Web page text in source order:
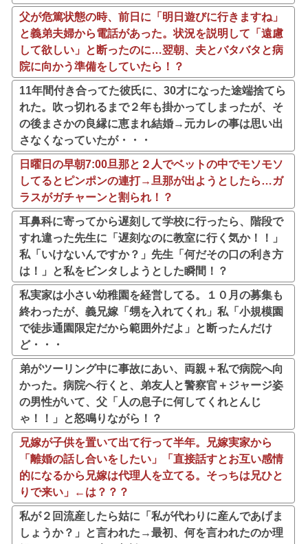
父が危篤状態の時、前日に「明日遊びに行きますね」
と義弟夫婦から電話があった。状況を説明して「遠慮
して欲しい」と断ったのに…翌朝、夫とバタバタと病
院に向かう準備をしていたら！？
11年間付き合ってた彼氏に、30才になった途端捨てら
れた。吹っ切れるまで２年も掛かってしまったが、そ
の後まさかの良縁に恵まれ結婚→元カレの事は思い出
さなくなっていたが・・・
日曜日の早朝7:00旦那と２人でベットの中でモソモソ
してるとピンポンの連打→旦那が出ようとしたら…ガ
ラスがガチャーンと割られ！？
耳鼻科に寄ってから遅刻して学校に行ったら、階段で
すれ違った先生に「遅刻なのに教室に行く気か！！」
私「いけないんですか？」先生「何だその口の利き方
は！」と私をビンタしようとした瞬間！？
私実家は小さい幼稚園を経営してる。１０月の募集も
終わったが、義兄嫁「甥を入れてくれ」私「小規模園
で徒歩通園限定だから範囲外だよ」と断ったんだけ
ど・・・
弟がツーリング中に事故にあい、両親＋私で病院へ向
かった。病院へ行くと、弟友人と警察官＋ジャージ姿
の男性がいて、父「人の息子に何してくれとんじ
ゃ！！」と怒鳴りながら！？
兄嫁が子供を置いて出て行って半年。兄嫁実家から
「離婚の話し合いをしたい」「直接話すとお互い感情
的になるから兄嫁は代理人を立てる。そっちは兄ひと
りで来い」←は？？？
私が２回流産したら姑に「私が代わりに産んであげま
しょうか？」と言われた→最初、何を言われたのか理